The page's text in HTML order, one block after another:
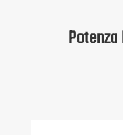
Potenza